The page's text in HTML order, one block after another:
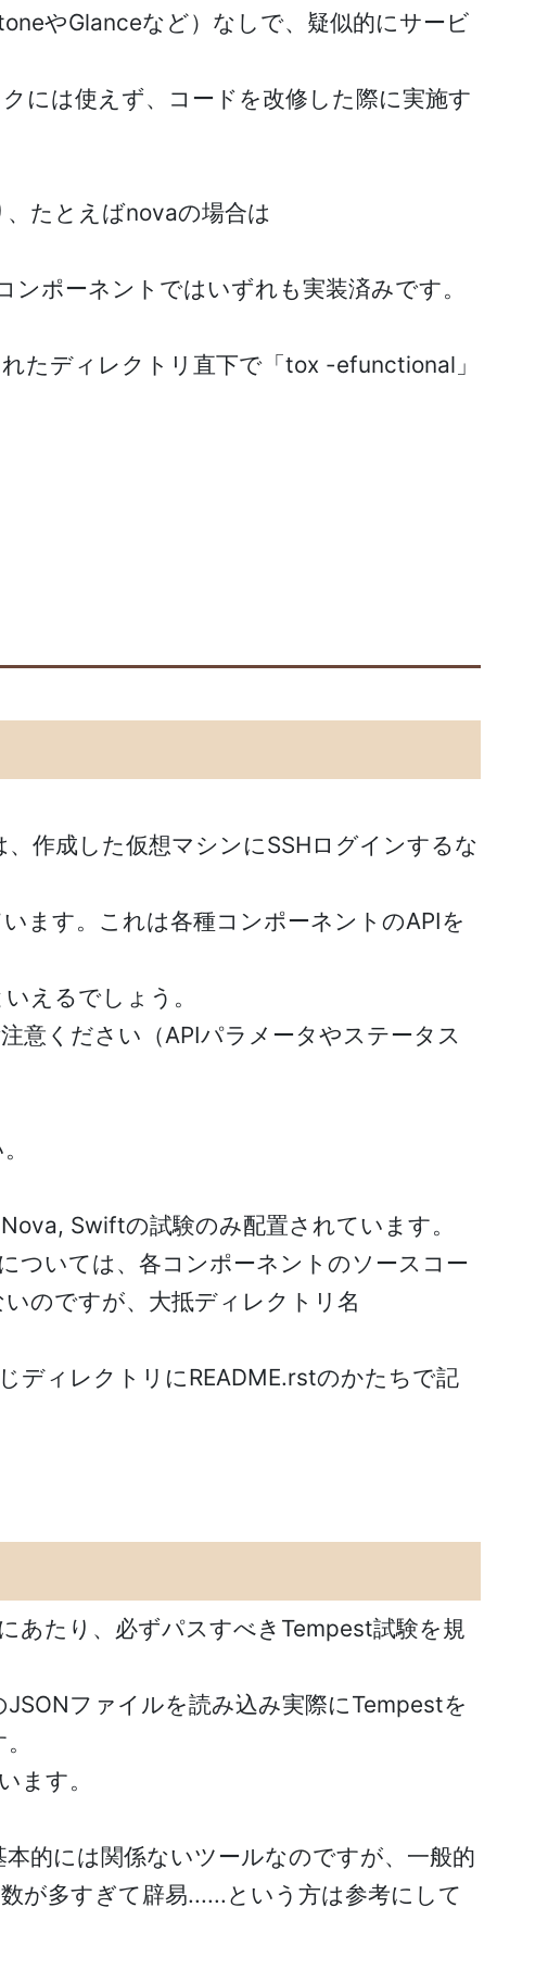
やGlanceなど）なしで、疑似的にサービ
には使えず、コードを改修した際に実施す
たとえばnovaの場合は
ポーネントではいずれも実装済みです。
たディレクトリ直下で「tox -efunctional」
作成した仮想マシンにSSHログインするな
ます。これは各種コンポーネントのAPIを
えるでしょう。
意ください（APIパラメータやステータス
Swiftの試験のみ配置されています。
ついては、各コンポーネントのソースコー
のですが、大抵ディレクトリ名
ディレクトリにREADME.rstのかたちで記
あたり、必ずパスすべきTempest試験を規
ファイルを読み込み実際にTempestを
ます。
的には関係ないツールなのですが、一般的
が多すぎて辟易......という方は参考にして